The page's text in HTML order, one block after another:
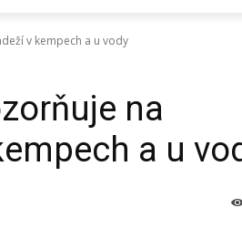
v kempech a u vody
na
a u